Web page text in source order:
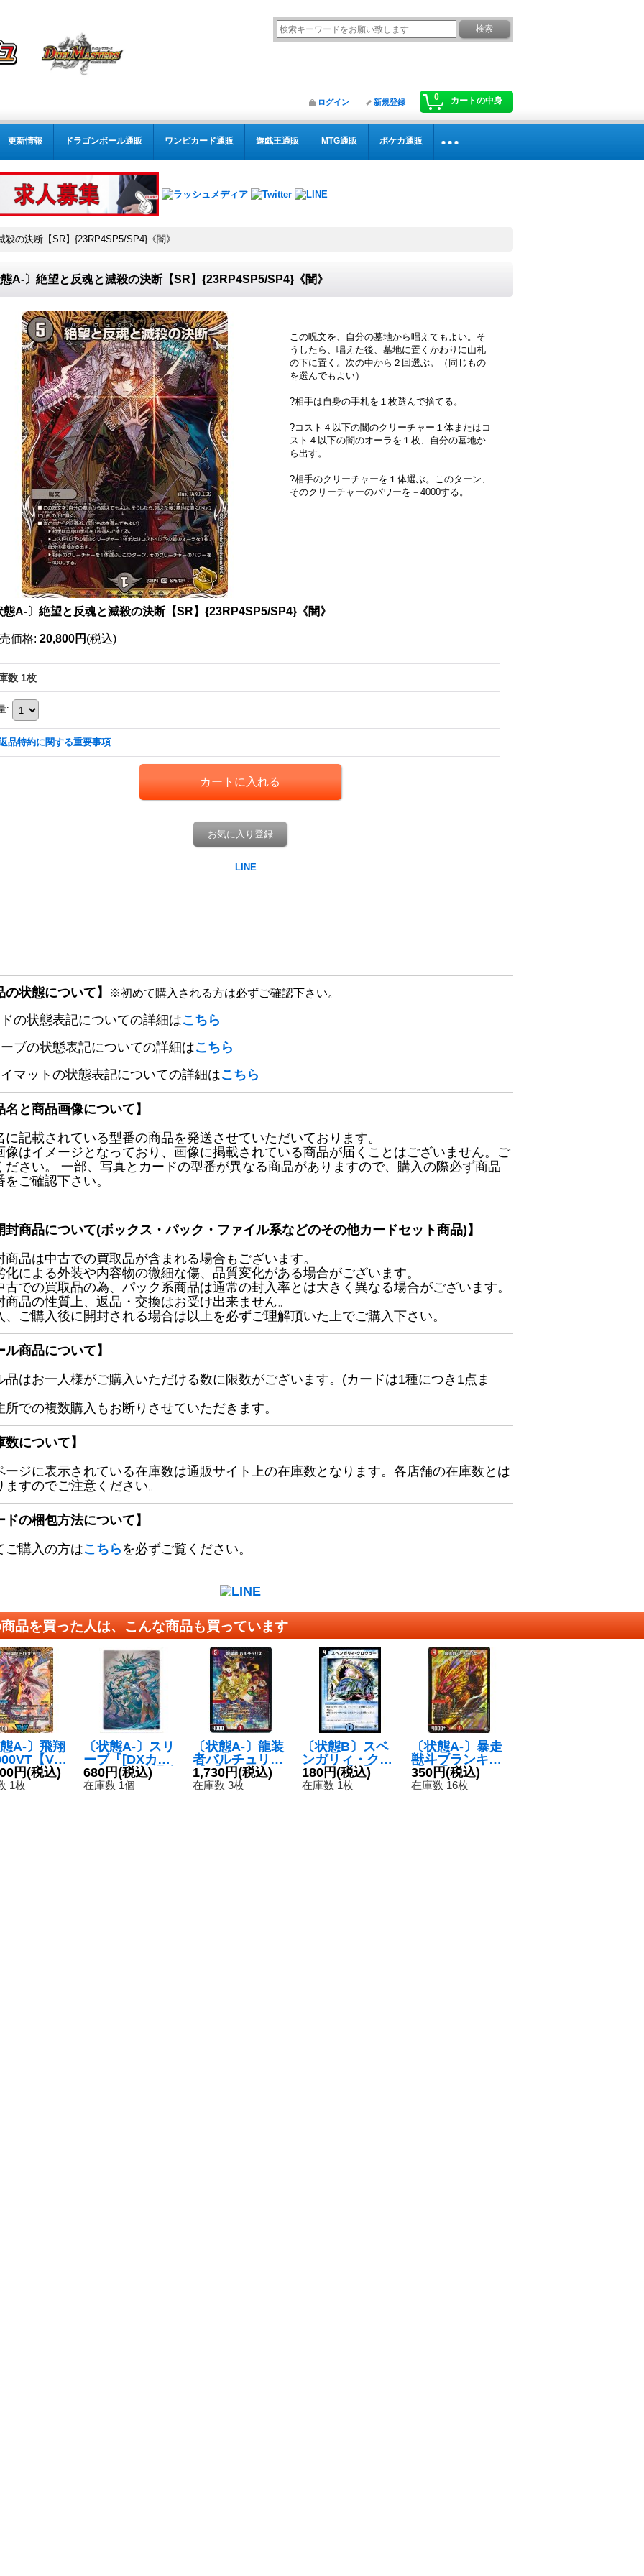
0 カートの中身
ログイン 新規登録
更新情報 ドラゴンボール通販 ワンピカード通販 遊戯王通販 MTG通販 ポケカ通販
の決断【SR】{23RP4SP5/SP4}《闇》
A-〕絶望と反魂と滅殺の決断【SR】{23RP4SP5/SP4}《闇》
この呪文を、自分の墓地から唱えてもよい。そ
うしたら、唱えた後、墓地に置くかわりに山札
の下に置く。次の中から２回選ぶ。（同じもの
を選んでもよい）
?相手は自身の手札を１枚選んで捨てる。
?コスト４以下の闇のクリーチャー１体またはコ
スト４以下の闇のオーラを１枚、自分の墓地か
ら出す。
?相手のクリーチャーを１体選ぶ。このターン、
そのクリーチャーのパワーを－4000する。
態A-〕絶望と反魂と滅殺の決断【SR】{23RP4SP5/SP4}《闇》
価格: 20,800円 (税込)
数 1枚
:
品特約に関する重要事項
お気に入り登録
の状態について】 ※初めて購入される方は必ずご確認下さい。
の状態表記についての詳細はこちら
ブの状態表記についての詳細はこちら
マットの状態表記についての詳細はこちら
名と商品画像について】
に記載されている型番の商品を発送させていただいております。
像はイメージとなっており、画像に掲載されている商品が届くことはございません。ご
ださい。 一部、写真とカードの型番が異なる商品がありますので、購入の際必ず商品
をご確認下さい。
封商品について(ボックス・パック・ファイル系などのその他カードセット商品)】
商品は中古での買取品が含まれる場合もございます。
化による外装や内容物の微細な傷、品質変化がある場合がございます。
古での買取品の為、パック系商品は通常の封入率とは大きく異なる場合がございます。
商品の性質上、返品・交換はお受け出来ません。
、ご購入後に開封される場合は以上を必ずご理解頂いた上でご購入下さい。
ル商品について】
品はお一人様がご購入いただける数に限数がございます。(カードは1種につき1点ま
所での複数購入もお断りさせていただきます。
数について】
ージに表示されている在庫数は通販サイト上の在庫数となります。各店舗の在庫数とは
ますのでご注意ください。
ドの梱包方法について】
ご購入の方はこちら を必ずご覧ください。
品を買った人は、こんな商品も買っています
A-〕飛翔
【VI
水》
円(税込)
1枚
〔状態A-〕スリ
ーブ『[DXカー
ドスリーブ]瀑水
神ミヅハノオオ
680円(税込)
在庫数 1個
〔状態A-〕龍装
者バルチュリス
【U】{P28/Y19}
《火》
1,730円(税込)
在庫数 3枚
〔状態B〕スベ
ンガリィ・クロ
ウラー【R】{D
M3510/55/Y8}
180円(税込)
在庫数 1枚
〔状態A-〕暴走
獣斗ブランキー
【SR】{RP10S
10/S12}《火》
350円(税込)
在庫数 16枚